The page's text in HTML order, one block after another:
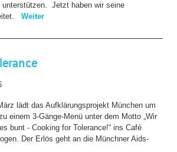
unterstützen. Jetzt haben wir seine
Weiter
lädt das Aufklärungsprojekt München um
einem 3-Gänge-Menü unter dem Motto „Wir
bunt - Cooking for Tolerance!“ ins Café
Der Erlös geht an die Münchner Aids-